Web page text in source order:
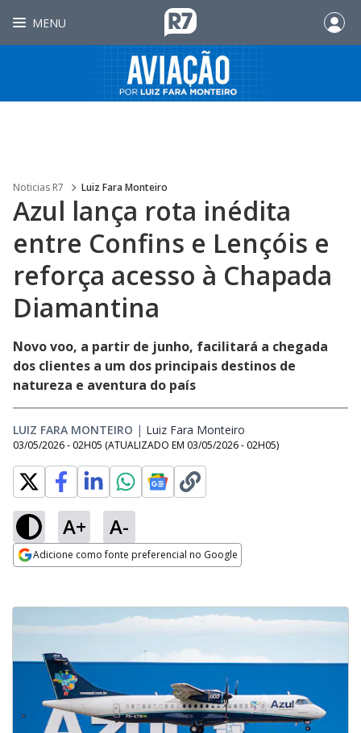
MENU
Noticias R7 Luiz Fara Monteiro
Azul lança rota inédita
entre Confins e Lençóis e
reforça acesso à Chapada
Diamantina
Novo voo, a partir de junho, facilitará a chegada
dos clientes a um dos principais destinos de
natureza e aventura do país
LUIZ FARA MONTEIRO | Luiz Fara Monteiro
03/05/2026 - 02H05 (ATUALIZADO EM 03/05/2026 - 02H05)
A+ A-
Adicione como fonte preferencial no Google